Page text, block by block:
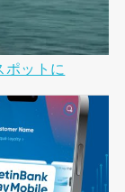
ポットに